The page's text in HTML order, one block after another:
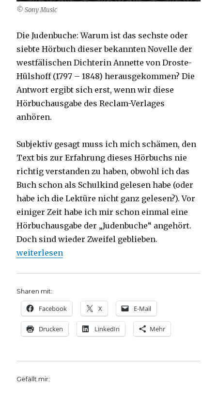
© Sony Music
Die Judenbuche: Warum ist das sechste oder
siebte Hörbuch dieser bekannten Novelle der
westfälischen Dichterin Annette von Droste-
Hülshoff (1797 – 1848) herausgekommen? Die
Antwort ergibt sich erst, wenn wir diese
Hörbuchausgabe des Reclam-Verlages
anhören.
Subjektiv gesagt muss ich mich schämen, den
Text bis zur Erfahrung dieses Hörbuchs nie
richtig verstanden zu haben, obwohl ich das
Buch schon als Schulkind gelesen habe (oder
habe ich die Lektüre nicht ganz gelesen?). Vor
einiger Zeit habe ich mir schon einmal eine
Hörbuchausgabe der „Judenbuche“ angehört.
Doch sind wieder Zweifel geblieben.
„Wozu waren die Juden da? Rezension, Christoph
weiterlesen
Sharen mit:
Facebook X E-Mail
Drucken LinkedIn Mehr
Gefällt mir: